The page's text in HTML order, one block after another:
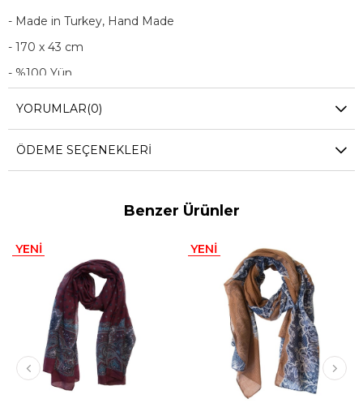
- Made in Turkey, Hand Made
- 170 x 43 cm
- %100 Yün
YORUMLAR(0)
ÖDEME SEÇENEKLERI
Benzer Ürünler
YENI
YENI